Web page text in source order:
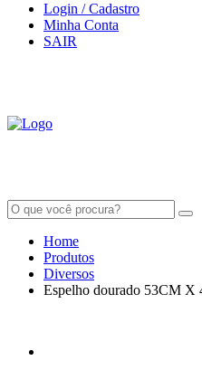
Login / Cadastro
Minha Conta
SAIR
Home
Produtos
Diversos
Espelho dourado 53CM X